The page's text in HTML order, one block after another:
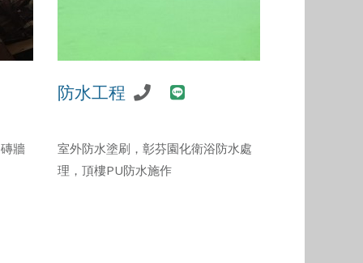
牆
防水工程
室外防水塗刷，彰芬園化衛浴防水處
理，頂樓PU防水施作